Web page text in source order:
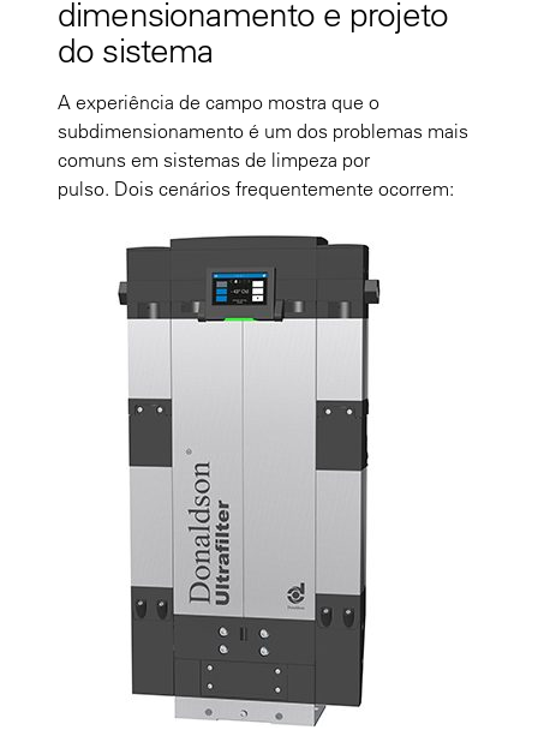
dimensionamento e projeto
do sistema
A experiência de campo mostra que o
subdimensionamento é um dos problemas mais
comuns em sistemas de limpeza por
pulso. Dois cenários frequentemente ocorrem: